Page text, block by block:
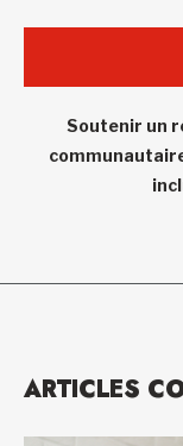
Soutenir un
ARTICLES